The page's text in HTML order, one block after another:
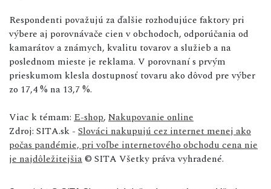
Respondenti považujú za ďalšie rozhodujúce faktory pri
výbere aj porovnávače cien v obchodoch, odporúčania od
kamarátov a známych, kvalitu tovarov a služieb a na
poslednom mieste je reklama. V porovnaní s prvým
prieskumom klesla dostupnosť tovaru ako dôvod pre výber
zo 17,4 % na 13,7 %.
Viac k témam: E-shop, Nakupovanie online
Zdroj: SITA.sk - Slováci nakupujú cez internet menej ako
počas pandémie, pri voľbe internetového obchodu cena nie
je najdôležitejšia© SITA Všetky práva vyhradené.